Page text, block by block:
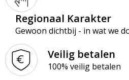
Regionaal Karakter
Gewoon dichtbij - in wat we
Veilig betalen
100% veilig betalen